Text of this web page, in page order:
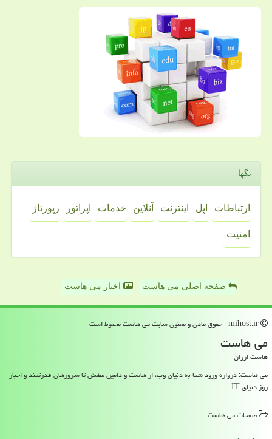
تگها
ارتباطات اپل اینترنت آنلاین خدمات اپراتور رپورتاژ
امنیت
صفحه اصلی می هاست اخبار می هاست
می هاست
هاست ارزان
می هاست: دروازه ورود شما به دنیای وب، از هاست و دامین مطمئن تا سرورهای قدرتمند و اخبار
روز دنیای IT
صفحات می هاست